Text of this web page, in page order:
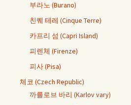
부라노 (Burano)
친퀘 테레 (Cinque Terre)
카프리 섬 (Capri Island)
피렌체 (Firenze)
피사 (Pisa)
체코 (Czech Republic)
까를로브 바리 (Karlov vary)